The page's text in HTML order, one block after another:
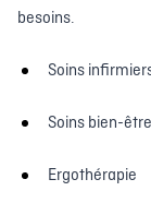
besoins.
Soins
Soins bien-être
Ergothérapie